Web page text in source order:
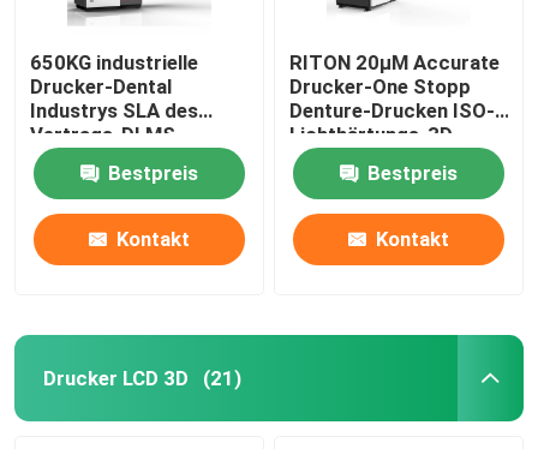
650KG industrielle
Drucker-Dental
Industrys SLA des
Vertrags-DLMS
3D Maschine
Bestpreis
Kontakt
RITON 20μM Accurate
Drucker-One Stopp
Denture-Drucken ISO-
Lichthärtungs-3D
Bestpreis
Kontakt
Drucker LCD 3D (21)